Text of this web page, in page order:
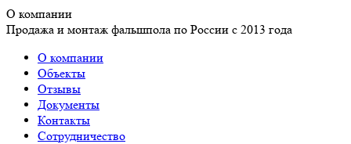
О компании
Продажа и монтаж фальшпола по России с 2013 года
О компании
Объекты
Отзывы
Документы
Контакты
Сотрудничество